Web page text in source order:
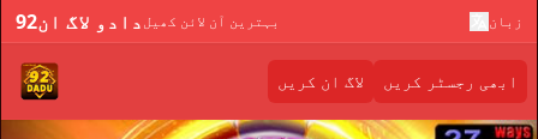
92دادو لاگ انبہترین آن لائن کھیل زبان
لاگ ان کریں ابھی رجسٹر کریں